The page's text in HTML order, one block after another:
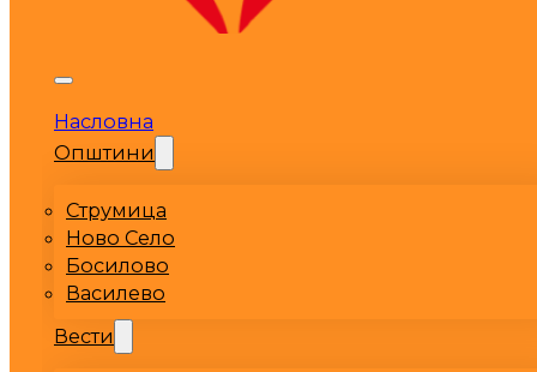
Насловна
Општини
Струмица
Ново Село
Босилово
Василево
Вести